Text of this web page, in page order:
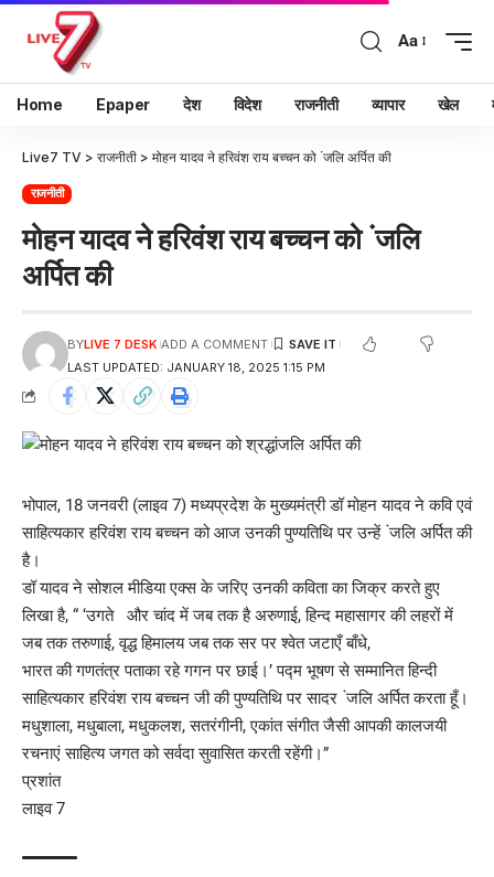
Aa
Home Epaper देश विदेश राजनीती व्यापार खेल
Live7 TV > राजनीती > मोहन यादव ने हरिवंश राय बच्चन को ंजलि अर्पित की
राजनीती
मोहन यादव ने हरिवंश राय बच्चन को ंजलि
अर्पित की
LAST UPDATED: JANUARY 18, 2025 1:15 PM
BYLIVE 7 DESK ADD A COMMENT
भोपाल, 18 जनवरी (लाइव 7) मध्यप्रदेश के मुख्यमंत्री डॉ मोहन यादव ने कवि एवं
साहित्यकार हरिवंश राय बच्चन को आज उनकी पुण्यतिथि पर उन्हें ंजलि अर्पित की
है।
डॉ यादव ने सोशल मीडिया एक्स के जरिए उनकी कविता का जिक्र करते हुए
लिखा है, “ ‘उगते और चांद में जब तक है अरुणाई, हिन्द महासागर की लहरों में
जब तक तरुणाई, वृद्ध हिमालय जब तक सर पर श्वेत जटाएँ बाँधे,
भारत की गणतंत्र पताका रहे गगन पर छाई।’ पद्म भूषण से सम्मानित हिन्दी
साहित्यकार हरिवंश राय बच्चन जी की पुण्यतिथि पर सादर ंजलि अर्पित करता हूँ।
मधुशाला, मधुबाला, मधुकलश, सतरंगीनी, एकांत संगीत जैसी आपकी कालजयी
रचनाएं साहित्य जगत को सर्वदा सुवासित करती रहेंगी।”
प्रशांत
लाइव 7